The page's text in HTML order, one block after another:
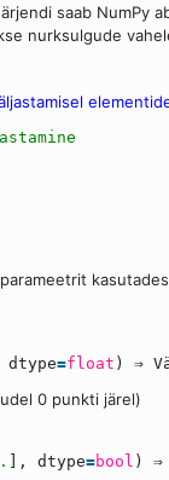
saab NumPy
nurksulgude
=float ) ⇒
0 punkti järel)
], dtype=bool ) ⇒